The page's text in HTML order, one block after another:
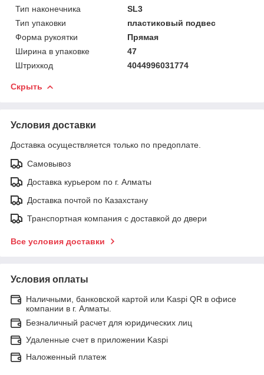
Тип наконечника
SL3
Тип упаковки
пластиковый подвес
Форма рукоятки
Прямая
Ширина в упаковке
47
Штрихкод
4044996031774
Скрыть
Условия доставки
Доставка осуществляется только по предоплате.
Самовывоз
Доставка курьером по г. Алматы
Доставка почтой по Казахстану
Транспортная компания с доставкой до двери
Все условия доставки
Условия оплаты
Наличными, банковской картой или Kaspi QR в офисе
компании в г. Алматы.
Безналичный расчет для юридических лиц
Удаленные счет в приложении Kaspi
Наложенный платеж